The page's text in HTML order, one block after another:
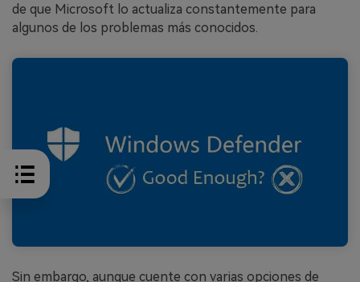
de que Microsoft lo actualiza constantemente para
algunos de los problemas más conocidos.
Sin embargo, aunque cuente con varias opciones de